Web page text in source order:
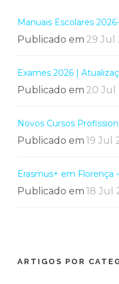
Manuais Escolares
Publicado em 29 Jul
Exames 2026 |
Publicado em 20 Jul
Novos Cursos
Publicado em 19 Jul
Erasmus+ em Florença
Publicado em 18 Jul
ARTIGOS POR